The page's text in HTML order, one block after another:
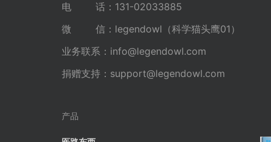
电 话：131-02033885
微 信：legendowl（科学猫头鹰01）
业务联系： info@legendowl.com
捐赠支持： support@legendowl.com
产品